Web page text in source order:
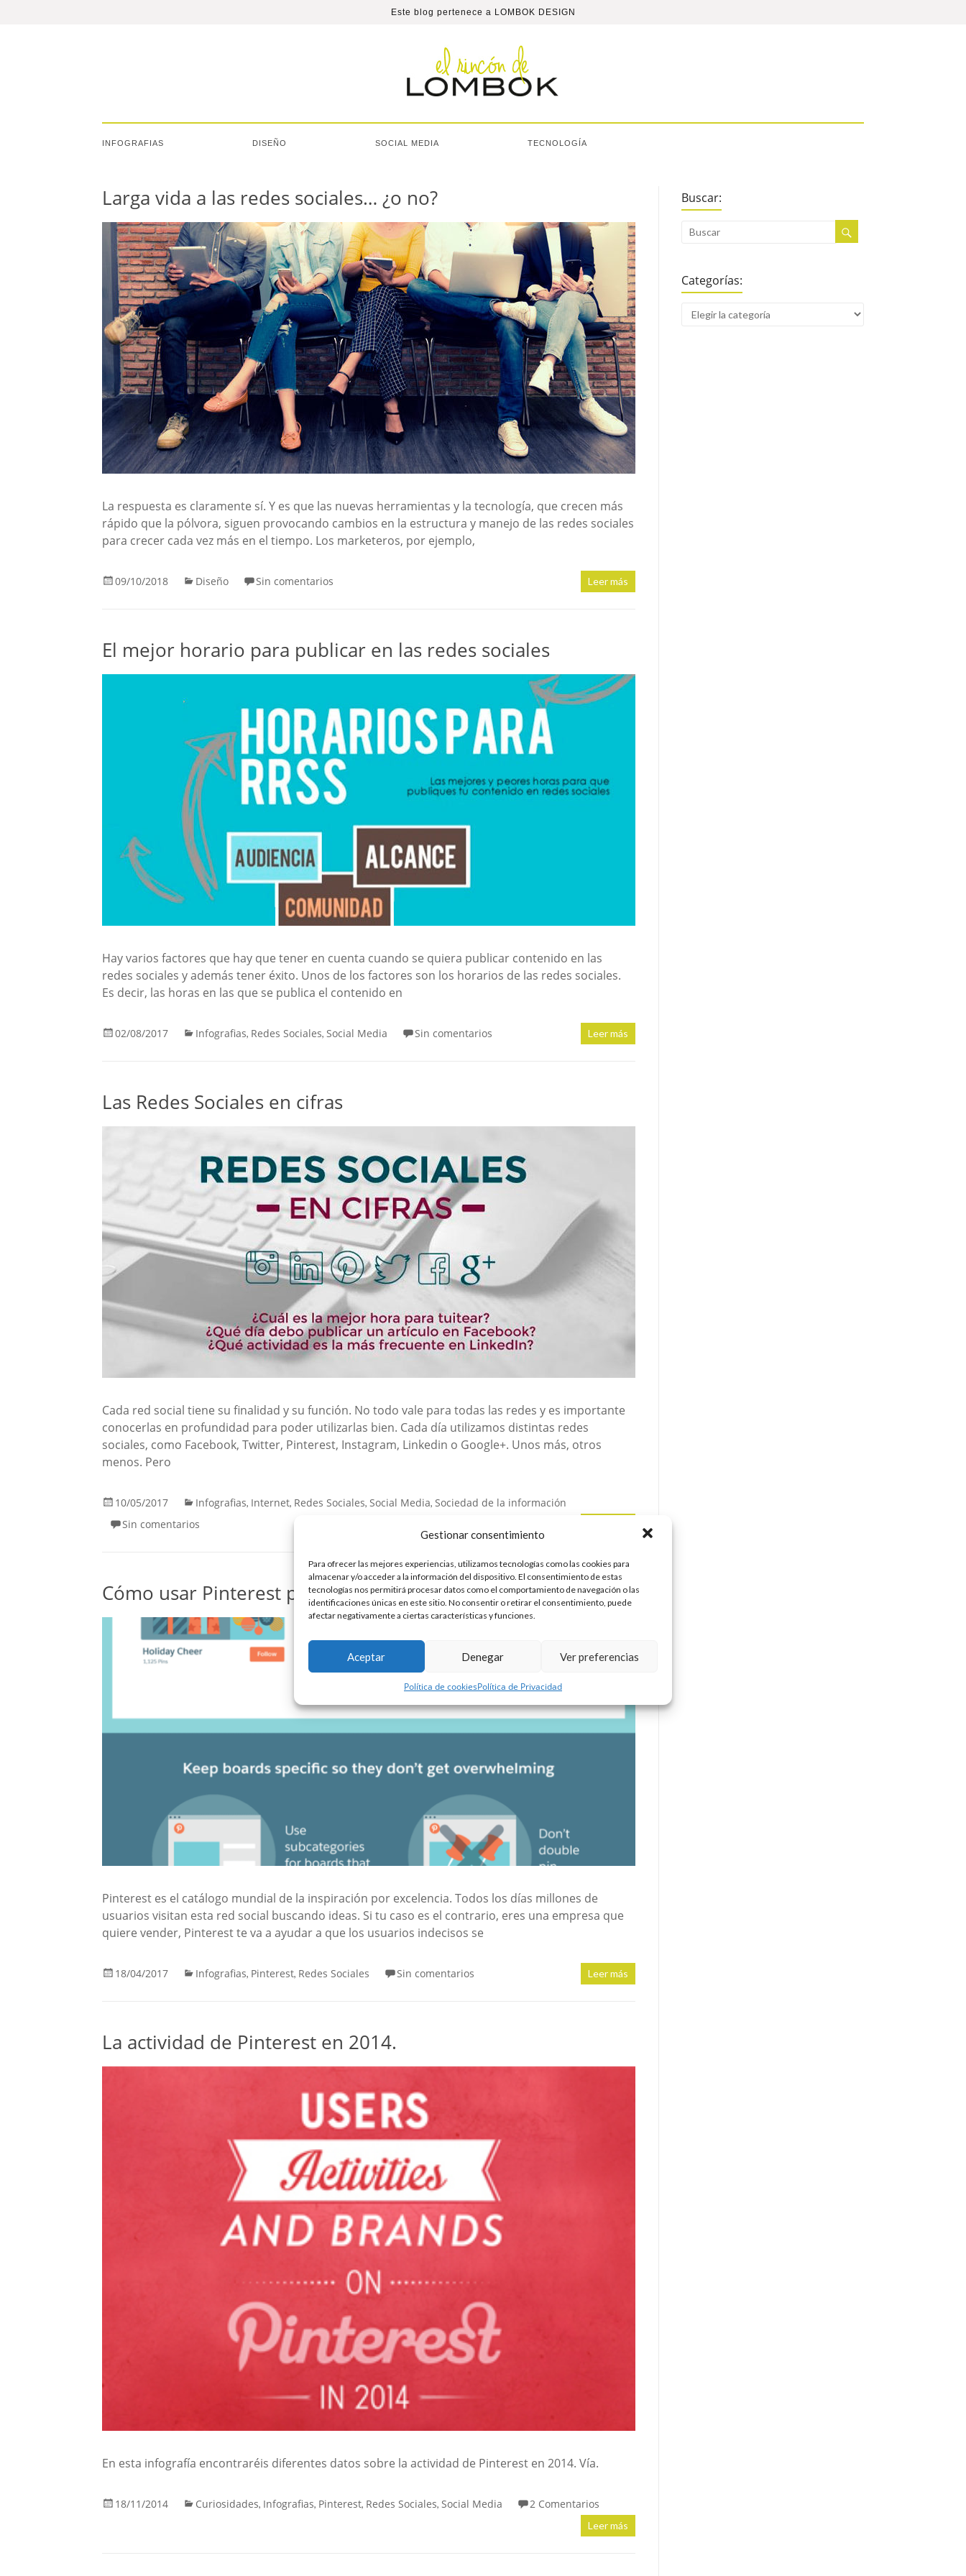
Gestionar consentimiento
Para ofrecer las mejores experiencias, utilizamos tecnologías como las cookies para
almacenar y/o acceder a la información del dispositivo. El consentimiento de estas
tecnologías nos permitirá procesar datos como el comportamiento de navegación o las
identificaciones únicas en este sitio. No consentir o retirar el consentimiento, puede
afectar negativamente a ciertas características y funciones.
Aceptar Denegar Ver preferencias
Política de cookiesPolítica de Privacidad
Este blog pertenece a LOMBOK DESIGN
INFOGRAFIAS DISEÑO SOCIAL MEDIA TECNOLOGÍA
Larga vida a las redes sociales… ¿o no?
La respuesta es claramente sí. Y es que las nuevas herramientas y la tecnología, que crecen más
rápido que la pólvora, siguen provocando cambios en la estructura y manejo de las redes sociales
para crecer cada vez más en el tiempo. Los marketeros, por ejemplo,
09/10/2018 Diseño Sin comentarios Leer más
El mejor horario para publicar en las redes sociales
Hay varios factores que hay que tener en cuenta cuando se quiera publicar contenido en las
redes sociales y además tener éxito. Unos de los factores son los horarios de las redes sociales.
Es decir, las horas en las que se publica el contenido en
02/08/2017 Infografias, Redes Sociales, Social Media Sin comentarios Leer más
Las Redes Sociales en cifras
Cada red social tiene su finalidad y su función. No todo vale para todas las redes y es importante
conocerlas en profundidad para poder utilizarlas bien. Cada día utilizamos distintas redes
sociales, como Facebook, Twitter, Pinterest, Instagram, Linkedin o Google+. Unos más, otros
menos. Pero
10/05/2017 Infografias, Internet, Redes Sociales, Social Media, Sociedad de la información
Sin comentarios
Cómo usar Pinterest para vender
Pinterest es el catálogo mundial de la inspiración por excelencia. Todos los días millones de
usuarios visitan esta red social buscando ideas. Si tu caso es el contrario, eres una empresa que
quiere vender, Pinterest te va a ayudar a que los usuarios indecisos se
18/04/2017 Infografias, Pinterest, Redes Sociales Sin comentarios Leer más
La actividad de Pinterest en 2014.
En esta infografía encontraréis diferentes datos sobre la actividad de Pinterest en 2014. Vía.
18/11/2014 Curiosidades, Infografias, Pinterest, Redes Sociales, Social Media 2 Comentarios
Leer más
Buscar:
Categorías: